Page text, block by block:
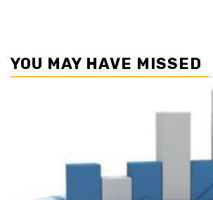
YOU MAY HAVE MISSED